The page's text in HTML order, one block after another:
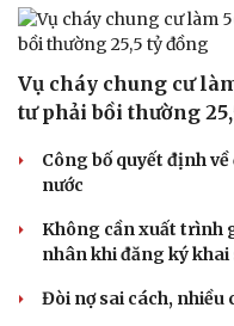
Văn hóa
Văn học
Âm nhạc
Vụ cháy chung cư
tư phải bồi thường
Công bố quyết định
nước
Không cần xuất trình
nhân khi đăng ký khai
Đòi nợ sai cách, nhiều